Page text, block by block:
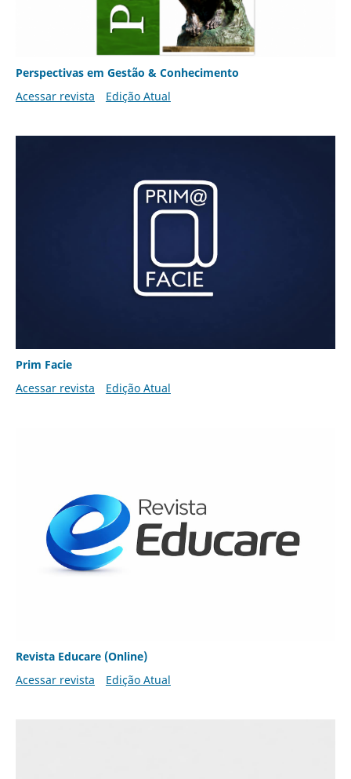
Perspectivas em Gestão & Conhecimento
Acessar revista
Edição Atual
Prim Facie
Acessar revista
Edição Atual
Revista Educare (Online)
Acessar revista
Edição Atual